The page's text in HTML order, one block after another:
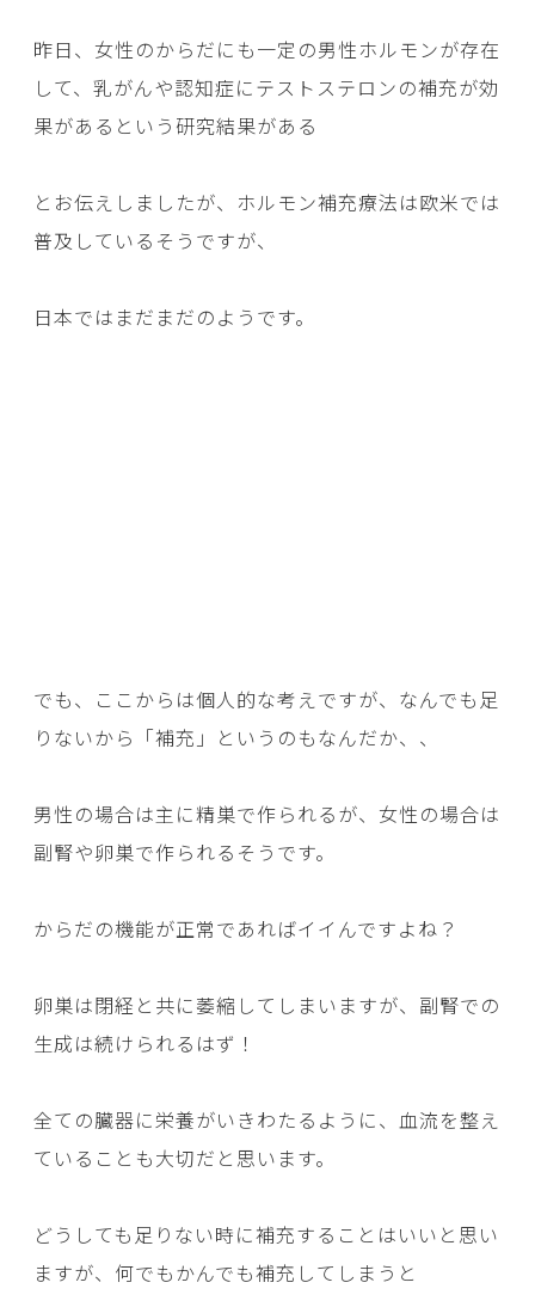
昨日、女性のからだにも一定の男性ホルモンが存在
して、乳がんや認知症にテストステロンの補充が効
果があるという研究結果がある
とお伝えしましたが、ホルモン補充療法は欧米では
普及しているそうですが、
日本ではまだまだのようです。
でも、ここからは個人的な考えですが、なんでも足
りないから「補充」というのもなんだか、、
男性の場合は主に精巣で作られるが、女性の場合は
副腎や卵巣で作られるそうです。
からだの機能が正常であればイイんですよね？
卵巣は閉経と共に萎縮してしまいますが、副腎での
生成は続けられるはず！
全ての臓器に栄養がいきわたるように、血流を整え
ていることも大切だと思います。
どうしても足りない時に補充することはいいと思い
ますが、何でもかんでも補充してしまうと